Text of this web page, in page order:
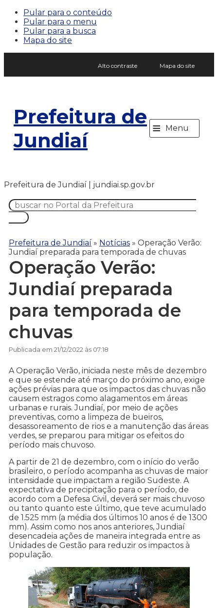
Pular para o conteúdo
Pular para o menu
Pular para a busca
Mapa do site
Alto contraste Mapa do site
Prefeitura de
Jundiaí
≡ Menu
Prefeitura de Jundiaí | jundiai.sp.gov.br
Prefeitura de Jundiaí » Notícias » Operação Verão:
Jundiaí preparada para temporada de chuvas
Operação Verão:
Jundiaí preparada
para temporada de
chuvas
Publicada em 21/12/2022 às 07:18
A Operação Verão, iniciada neste mês de dezembro
e que se estende até março do próximo ano, exige
ações prévias para que os impactos das chuvas não
causem estragos como alagamentos em áreas
urbanas e rurais. Jundiaí, por meio de ações
preventivas, como a limpeza de bueiros,
desassoreamento de rios e a manutenção das áreas
verdes, se preparou para mitigar os efeitos do
período mais chuvoso.
A partir de 21 de dezembro, com o início do verão
brasileiro, o período acompanha as chuvas de maior
intensidade que impactam a região Sudeste. A
expectativa de precipitação para o período, de
acordo com a Defesa Civil, deverá ser mais chuvoso
ou tanto quanto este último, que teve acumulado
de 1.525 mm (a média dos últimos 10 anos é de 1300
mm). Assim como nos anos anteriores, Jundiaí
desencadeia ações de maneira integrada entre as
Unidades de Gestão para reduzir os impactos à
população.